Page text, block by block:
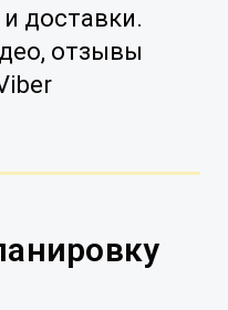
доставки.
отзывы